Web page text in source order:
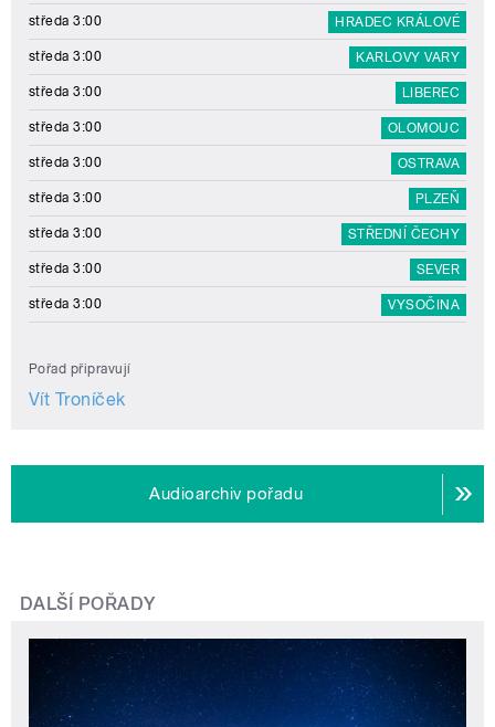
středa 3:00 HRADEC KRÁLOVÉ
středa 3:00 KARLOVY VARY
středa 3:00 LIBEREC
středa 3:00 OLOMOUC
středa 3:00 OSTRAVA
středa 3:00 PLZEŇ
středa 3:00 STŘEDNÍ ČECHY
středa 3:00 SEVER
středa 3:00 VYSOČINA
Pořad připravují
Vít Troníček
Audioarchiv pořadu
DALŠÍ POŘADY